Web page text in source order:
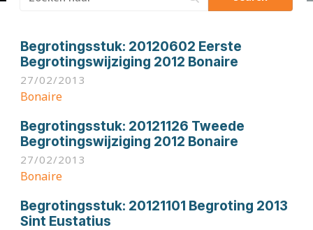
Begrotingsstuk: 20120602 Eerste
Begrotingswijziging 2012 Bonaire
27/02/2013
Bonaire
Begrotingsstuk: 20121126 Tweede
Begrotingswijziging 2012 Bonaire
27/02/2013
Bonaire
Begrotingsstuk: 20121101 Begroting 2013
Sint Eustatius